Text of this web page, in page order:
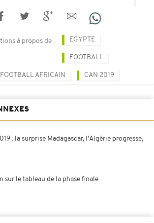
à propos de EGYPTE
FOOTBALL
FOOTBALL AFRICAIN CAN 2019
: la surprise Madagascar, l'Algérie progresse,
sur le tableau de la phase finale